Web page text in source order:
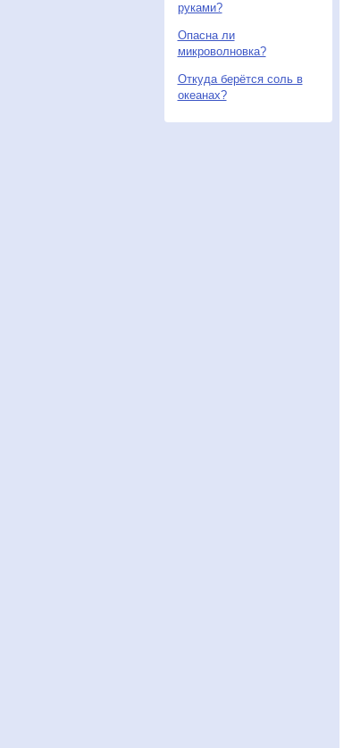
руками?
Опасна ли
микроволновка?
Откуда берётся соль в
океанах?